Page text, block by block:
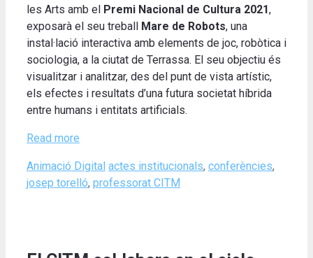
les Arts amb el Premi Nacional de Cultura 2021,
exposarà el seu treball Mare de Robots, una
instal·lació interactiva amb elements de joc, robòtica i
sociologia, a la ciutat de Terrassa. El seu objectiu és
visualitzar i analitzar, des del punt de vista artístic,
els efectes i resultats d’una futura societat híbrida
entre humans i entitats artificials.
Read more
Categories
Animació Digital Tags
actes institucionals, conferències,
josep torelló, professorat CITM